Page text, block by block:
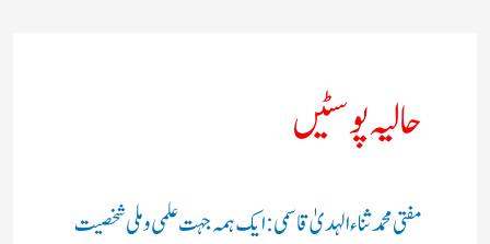
حالیہ پوسٹیں
مفتی محمد ثناء الہدیٰ قاسمی: ایک ہمہ جہت علمی و ملی شخصیت